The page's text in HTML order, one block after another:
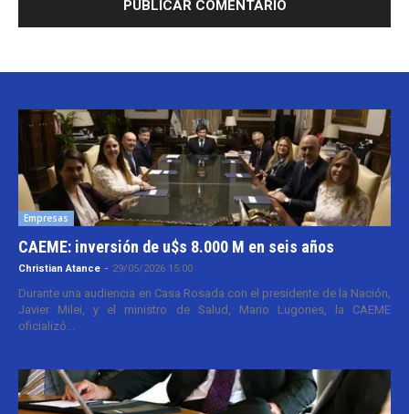
Empresas
CAEME: inversión de u$s 8.000 M en seis años
Christian Atance - 29/05/2026 15:00
Durante una audiencia en Casa Rosada con el presidente de la Nación,
Javier Milei, y el ministro de Salud, Mario Lugones, la CAEME
oficializó...